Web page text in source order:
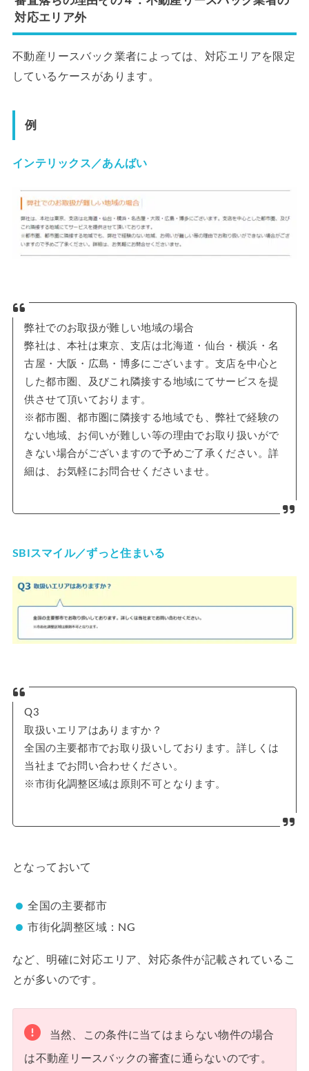
対応エリア外
不動産リースバック業者によっては、対応エリアを限定
しているケースがあります。
例
インテリックス／あんばい
弊社でのお取扱が難しい地域の場合
弊社は、本社は東京、支店は北海道・仙台・横浜・名
古屋・大阪・広島・博多にございます。支店を中心と
した都市圏、及びこれ隣接する地域にてサービスを提
供させて頂いております。
※都市圏、都市圏に隣接する地域でも、弊社で経験の
ない地域、お伺いが難しい等の理由でお取り扱いがで
きない場合がございますので予めご了承ください。詳
細は、お気軽にお問合せくださいませ。
SBIスマイル／ずっと住まいる
Q3
取扱いエリアはありますか？
全国の主要都市でお取り扱いしております。詳しくは
当社までお問い合わせください。
※市街化調整区域は原則不可となります。
となっておいて
全国の主要都市
市街化調整区域：NG
など、明確に対応エリア、対応条件が記載されているこ
とが多いのです。
当然、この条件に当てはまらない物件の場合
は不動産リースバックの審査に通らないのです。